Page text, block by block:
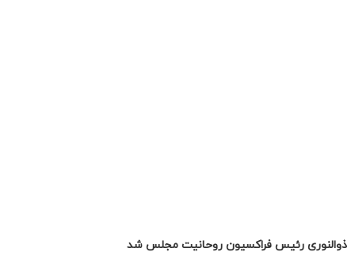
ذوالنوری رئیس فراکسیون روحانیت مجلس شد